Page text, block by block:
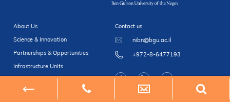
About Us
Science & Innovation
Partnerships & Opportunities
Infrastructure Units
Contact us
nibn@bgu.ac.il
+972-8-6477193